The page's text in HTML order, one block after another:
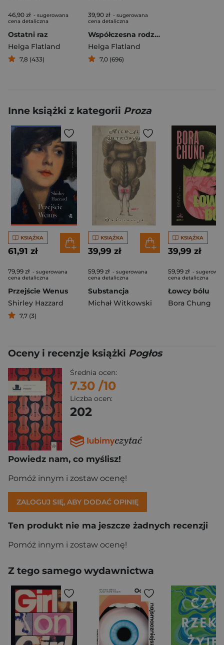
46,90 zł - sugerowana
cena detaliczna
Ostatni raz
Helga Flatland
7,8 (433)
39,90 zł - sugerowana
cena detaliczna
Współczesna rodzina
Helga Flatland
7,0 (696)
Inne książki z kategorii Proza
KSIĄŻKA
61,91 zł
79,99 zł - sugerowana
cena detaliczna
Przejście Wenus
Shirley Hazzard
7,7 (3)
KSIĄŻKA
39,99 zł
59,99 zł - sugerowana
cena detaliczna
Substancja
Michał Witkowski
KSIĄŻKA
39,99 zł
59,99 zł -
cena detaliczna
Łowcy bólu
Bora Chung
Oceny i recenzje książki Pogłos
Średnia ocen:
7.30 /10
Liczba ocen:
202
Powiedz nam, co myślisz!
Pomóż innym i zostaw ocenę!
ZALOGUJ SIĘ, ABY DODAĆ OPINIĘ
Ten produkt nie ma jeszcze żadnych recenzji
Pomóż innym i zostaw ocenę!
Z tego samego wydawnictwa